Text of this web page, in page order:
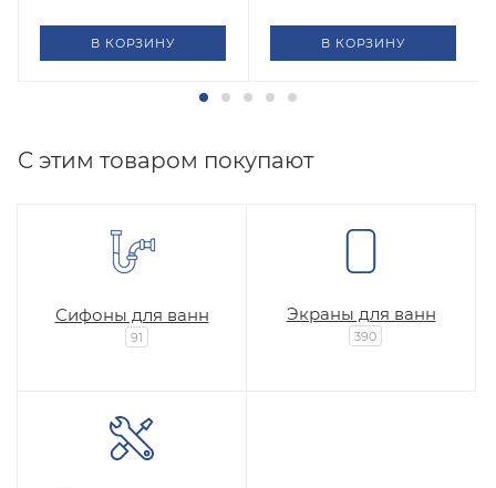
В КОРЗИНУ В КОРЗИНУ
C этим товаром покупают
Сифоны для ванн
91
Экраны для ванн
390